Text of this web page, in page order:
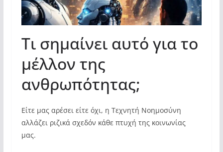
Tι σημαίνει αυτό για το
μέλλον της
ανθρωπότητας;
Είτε μας αρέσει είτε όχι, η Τεχνητή Νοημοσύνη
αλλάζει ριζικά σχεδόν κάθε πτυχή της κοινωνίας
μας.